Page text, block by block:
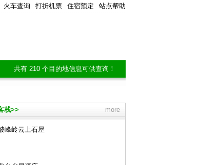
火车查询 打折机票 住宿预定 站点帮助
共有 210 个目的地信息可供查询！
more
栈>>
峰岭云上石屋